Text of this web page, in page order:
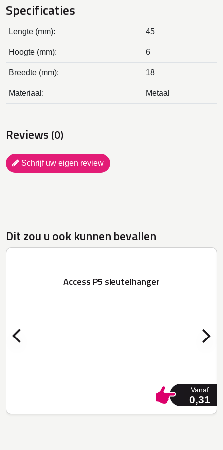
Specificaties
Lengte (mm): 45
Hoogte (mm): 6
Breedte (mm): 18
Materiaal: Metaal
Reviews (0)
Schrijf uw eigen review
Dit zou u ook kunnen bevallen
Access P5 sleutelhanger
Vanaf
0,31